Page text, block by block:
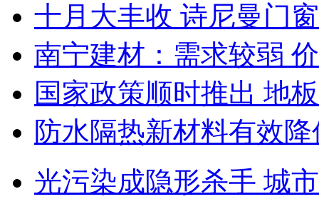
十月大丰收 诗尼曼门
南宁建材：需求较弱
国家政策顺时推出 地
防水隔热新材料有效
光污染成隐形杀手 城